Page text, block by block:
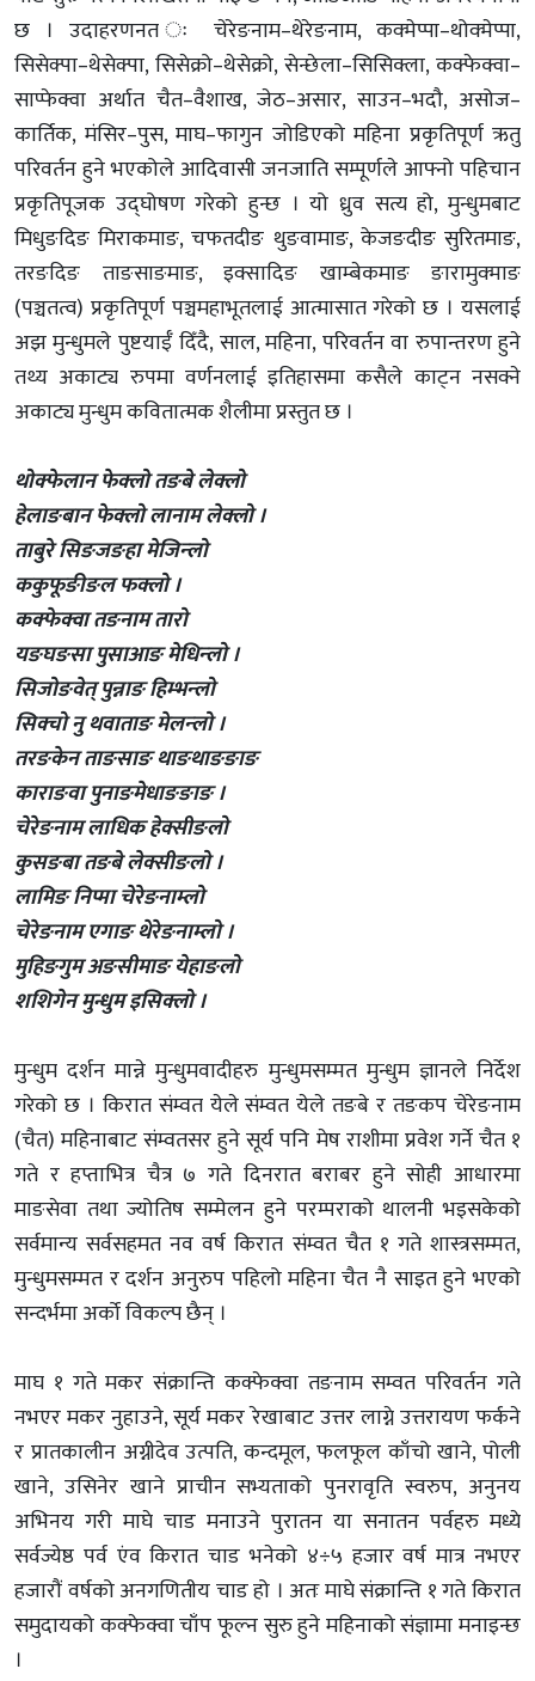
छ । उदाहरणनत ः चेरेङनाम–थेरेङनाम, कक्मेप्पा–थोक्मेप्पा,
सिसेक्पा–थेसेक्पा, सिसेक्रो–थेसेक्रो, सेन्छेला–सिसिक्ला, कक्फेक्वा–
साप्फेक्वा अर्थात चैत–वैशाख, जेठ–असार, साउन–भदौ, असोज–
कार्तिक, मंसिर–पुस, माघ–फागुन जोडिएको महिना प्रकृतिपूर्ण ऋतु
परिवर्तन हुने भएकोले आदिवासी जनजाति सम्पूर्णले आफ्नो पहिचान
प्रकृतिपूजक उद्घोषण गरेको हुन्छ । यो ध्रुव सत्य हो, मुन्धुमबाट
मिधुङदिङ मिराकमाङ, चफतदीङ थुङवामाङ, केजङदीङ सुरितमाङ,
तरङदिङ ताङसाङमाङ, इक्सादिङ खाम्बेकमाङ ङारामुक्माङ
(पञ्चतत्व) प्रकृतिपूर्ण पञ्चमहाभूतलाई आत्मासात गरेको छ । यसलाई
अझ मुन्धुमले पुष्टयाईँ दिँदै, साल, महिना, परिवर्तन वा रुपान्तरण हुने
तथ्य अकाट्य रुपमा वर्णनलाई इतिहासमा कसैले काट्न नसक्ने
अकाट्य मुन्धुम कवितात्मक शैलीमा प्रस्तुत छ ।
थोक्फेलान फेक्लो तङबे लेक्लो
हेलाङबान फेक्लो लानाम लेक्लो ।
ताबुरे सिङजङहा मेजिन्लो
ककुफूङीङल फक्लो ।
कक्फेक्वा तङनाम तारो
यङघङसा पुसाआङ मेधिन्लो ।
सिजोङवेत् पुन्नाङ हिम्भन्लो
सिक्चो नु थवाताङ मेलन्लो ।
तरङकेन ताङसाङ थाङथाङङाङ
काराङवा पुनाङमेधाङङाङ ।
चेरेङनाम लाधिक हेक्सीङलो
कुसङबा तङबे लेक्सीङलो ।
लामिङ निप्मा चेरेङनाम्लो
चेरेङनाम एगाङ थेरेङनाम्लो ।
मुहिङगुम अङसीमाङ येहाङलो
शशिगेन मुन्धुम इसिक्लो ।
मुन्धुम दर्शन मान्ने मुन्धुमवादीहरु मुन्धुमसम्मत मुन्धुम ज्ञानले निर्देश
गरेको छ । किरात संम्वत येले संम्वत येले तङबे र तङकप चेरेङनाम
(चैत) महिनाबाट संम्वतसर हुने सूर्य पनि मेष राशीमा प्रवेश गर्ने चैत १
गते र हप्ताभित्र चैत्र ७ गते दिनरात बराबर हुने सोही आधारमा
माङसेवा तथा ज्योतिष सम्मेलन हुने परम्पराको थालनी भइसकेको
सर्वमान्य सर्वसहमत नव वर्ष किरात संम्वत चैत १ गते शास्त्रसम्मत,
मुन्धुमसम्मत र दर्शन अनुरुप पहिलो महिना चैत नै साइत हुने भएको
सन्दर्भमा अर्को विकल्प छैन् ।
माघ १ गते मकर संक्रान्ति कक्फेक्वा तङनाम सम्वत परिवर्तन गते
नभएर मकर नुहाउने, सूर्य मकर रेखाबाट उत्तर लाग्ने उत्तरायण फर्कने
र प्रातकालीन अग्नीदेव उत्पति, कन्दमूल, फलफूल काँचो खाने, पोली
खाने, उसिनेर खाने प्राचीन सभ्यताको पुनरावृति स्वरुप, अनुनय
अभिनय गरी माघे चाड मनाउने पुरातन या सनातन पर्वहरु मध्ये
सर्वज्येष्ठ पर्व एंव किरात चाड भनेको ४÷५ हजार वर्ष मात्र नभएर
हजारौं वर्षको अनगणितीय चाड हो । अतः माघे संक्रान्ति १ गते किरात
समुदायको कक्फेक्वा चाँप फूल्न सुरु हुने महिनाको संज्ञामा मनाइन्छ
।